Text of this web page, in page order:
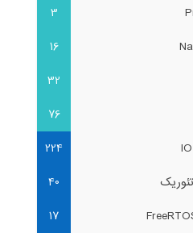
3
16
32
76
224
40
17